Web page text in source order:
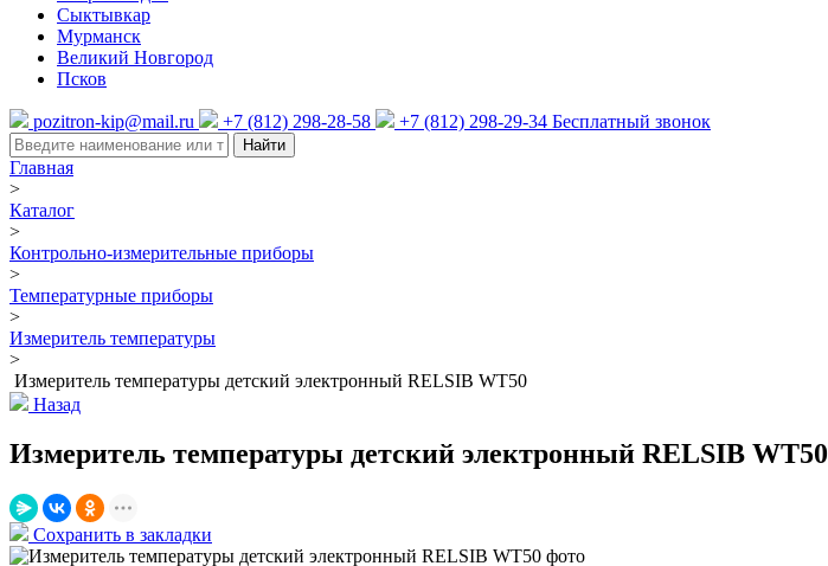
Сыктывкар
Мурманск
Великий Новгород
Псков
pozitron-kip@mail.ru +7 (812) 298-28-58 +7 (812) 298-29-34 Бесплатный звонок
Найти
Главная
>
Каталог
>
Контрольно-измерительные приборы
>
Температурные приборы
>
Измеритель температуры
>
Измеритель температуры детский электронный RELSIB WT50
Назад
Измеритель температуры детский электронный RELSIB WT50
Сохранить в закладки